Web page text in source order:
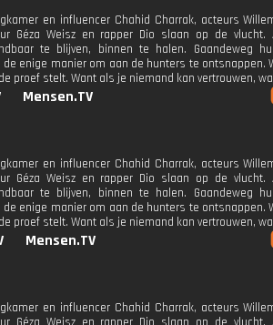
en influencer Chahid Charrak, acteurs
Géza Weisz en rapper Dio slaan op de
te blijven, binnen te halen. Gaandeweg
enige manier om aan de hunters te ontsnappen.
proef stelt. Want als je niemand kan vertrouwen,
Mensen.TV
en influencer Chahid Charrak, acteurs
Géza Weisz en rapper Dio slaan op de
te blijven, binnen te halen. Gaandeweg
enige manier om aan de hunters te ontsnappen.
proef stelt. Want als je niemand kan vertrouwen,
Mensen.TV
en influencer Chahid Charrak, acteurs